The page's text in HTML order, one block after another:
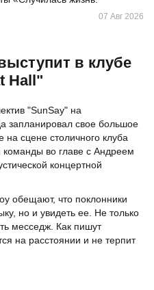
07 Авг 2026
в клубе
Hall"
"SunSay" на
запланировал свое большое
сцене столичного клуба
команды во главе с Андреем
концертной
обещают, что поклонники
но и увидеть ее. Не только
месседж. Как пишут
на расстоянии и не терпит